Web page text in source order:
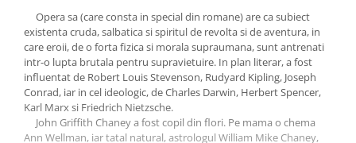
Opera sa (care consta in special din romane) are ca subiect
existenta cruda, salbatica si spiritul de revolta si de aventura, in
care eroii, de o forta fizica si morala supraumana, sunt antrenati
intr-o lupta brutala pentru supravietuire. In plan literar, a fost
influentat de Robert Louis Stevenson, Rudyard Kipling, Joseph
Conrad, iar in cel ideologic, de Charles Darwin, Herbert Spencer,
Karl Marx si Friedrich Nietzsche.
John Griffith Chaney a fost copil din flori. Pe mama o chema
Ann Wellman, iar tatal natural, astrologul William Mike Chaney,